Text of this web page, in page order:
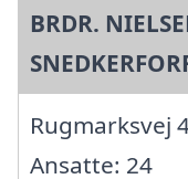
BRDR.
Rugmarksvej
Ansatte: 24